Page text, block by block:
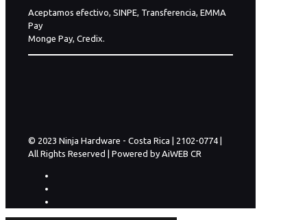
Aceptamos efectivo, SINPE, Transferencia, EMMA
Pay
Monge Pay, Credix.
© 2023 Ninja Hardware - Costa Rica | 2102-0774 |
All Rights Reserved | Powered by AiWEB CR